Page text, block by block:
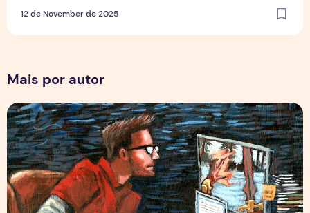
12 de November de 2025
Mais por autor
Por Trás dos Pixels